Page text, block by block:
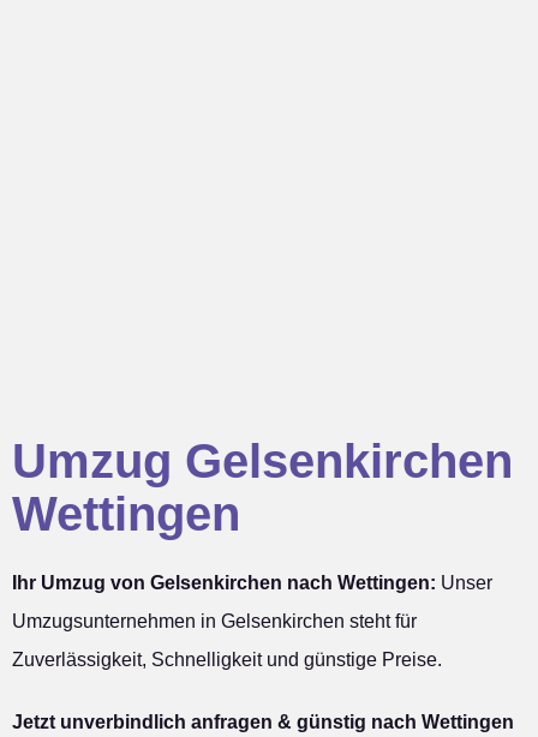
Umzug Gelsenkirchen
Wettingen
Ihr Umzug von Gelsenkirchen nach Wettingen: Unser
Umzugsunternehmen in Gelsenkirchen steht für
Zuverlässigkeit, Schnelligkeit und günstige Preise.
Jetzt unverbindlich anfragen & günstig nach Wettingen